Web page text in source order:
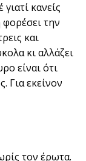
κανείς
φορέσει την
και
κι αλλάζει
είναι ότι
Για εκείνον
τον έρωτα.